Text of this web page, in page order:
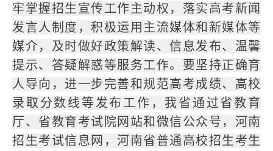
牢掌握招生宣传工作主动权，落实高考新闻
发言人制度，积极运用主流媒体和新媒体等
媒介，及时做好政策解读、信息发布、温馨
提示、答疑解惑等服务工作。要坚持正确育
人导向，进一步完善和规范高考成绩、高校
录取分数线等发布工作，我省通过省教育
厅、省教育考试院网站和微信公众号，河南
招生考试信息网，河南省普通高校招生考生